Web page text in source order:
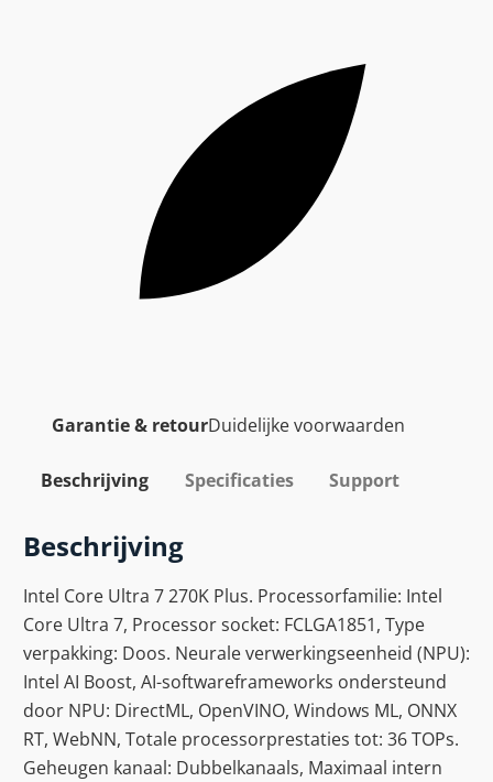
Garantie & retourDuidelijke voorwaarden
Beschrijving Specificaties Support
Beschrijving
Intel Core Ultra 7 270K Plus. Processorfamilie: Intel
Core Ultra 7, Processor socket: FCLGA1851, Type
verpakking: Doos. Neurale verwerkingseenheid (NPU):
Intel AI Boost, AI-softwareframeworks ondersteund
door NPU: DirectML, OpenVINO, Windows ML, ONNX
RT, WebNN, Totale processorprestaties tot: 36 TOPs.
Geheugen kanaal: Dubbelkanaals, Maximaal intern